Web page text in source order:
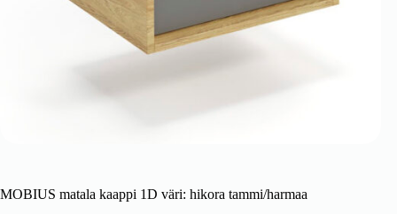
MOBIUS matala kaappi 1D väri: hikora tammi/harmaa